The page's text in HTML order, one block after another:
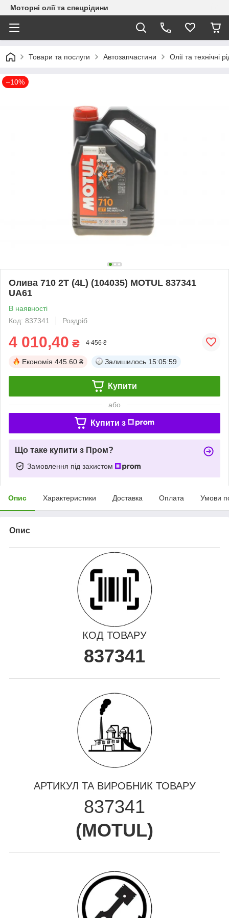
Моторні олії та спецрідини
Товари та послуги Автозапчастини Олії та технічні
–10%
Олива 710 2T (4L) (104035) MOTUL 837341
UA61
В наявності
Код: 837341
Роздріб
4 010,40 ₴ 4 456 ₴
Економія 445.60 ₴ Залишилось 15:05:59
Купити
або
Купити з
Що таке купити з Пром?
Замовлення під захистом
Опис Характеристики Доставка Оплата Умови
Опис
КОД ТОВАРУ
837341
АРТИКУЛ ТА ВИРОБНИК ТОВАРУ
837341
(MOTUL)